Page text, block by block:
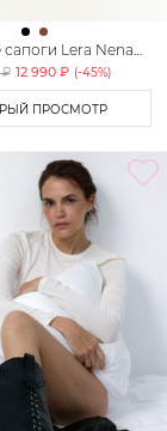
Lera Nena
Unreal
₽ 12 990 ₽ (-45%)
ПРОСМОТР